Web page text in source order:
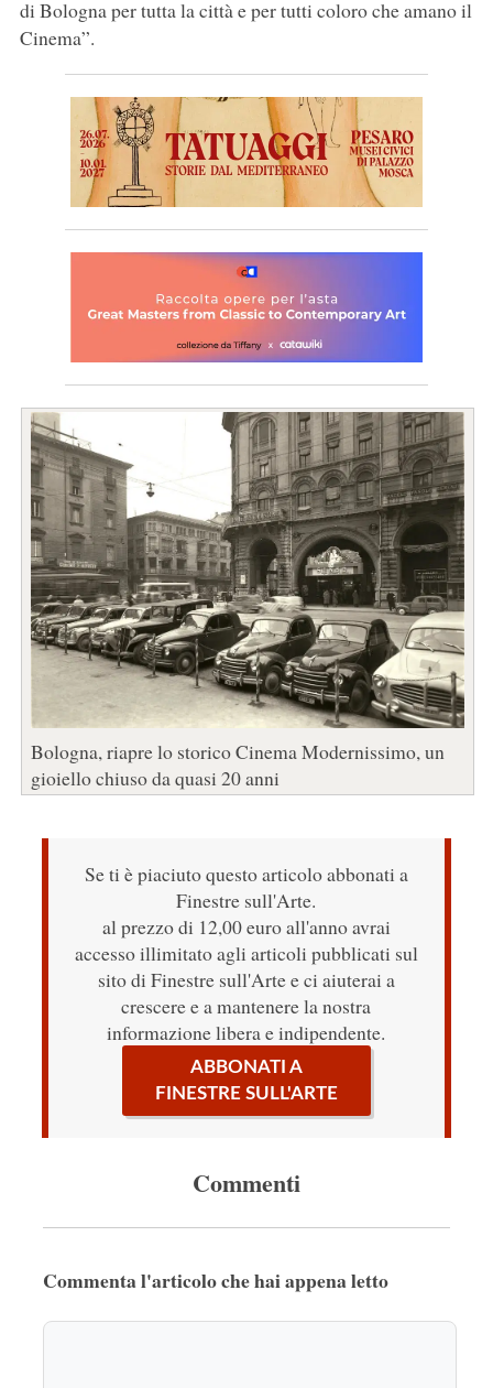
di Bologna per tutta la città e per tutti coloro che amano il
Cinema”.
Bologna, riapre lo storico Cinema Modernissimo, un
gioiello chiuso da quasi 20 anni
Se ti è piaciuto questo articolo abbonati a
Finestre sull'Arte.
al prezzo di 12,00 euro all'anno avrai
accesso illimitato agli articoli pubblicati sul
sito di Finestre sull'Arte e ci aiuterai a
crescere e a mantenere la nostra
informazione libera e indipendente.
ABBONATI A
FINESTRE SULL'ARTE
Commenti
Commenta l'articolo che hai appena letto